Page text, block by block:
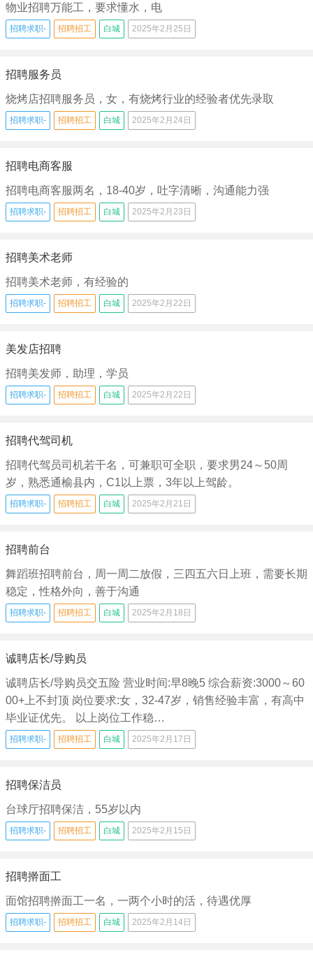
物业招聘万能工，要求懂水，电
招聘求职- 招聘招工 白城 2025年2月25日
招聘服务员
烧烤店招聘服务员，女，有烧烤行业的经验者优先录取
招聘求职- 招聘招工 白城 2025年2月24日
招聘电商客服
招聘电商客服两名，18-40岁，吐字清晰，沟通能力强
招聘求职- 招聘招工 白城 2025年2月23日
招聘美术老师
招聘美术老师，有经验的
招聘求职- 招聘招工 白城 2025年2月22日
美发店招聘
招聘美发师，助理，学员
招聘求职- 招聘招工 白城 2025年2月22日
招聘代驾司机
招聘代驾员司机若干名，可兼职可全职，要求男24～50周
岁，熟悉通榆县内，C1以上票，3年以上驾龄。
招聘求职- 招聘招工 白城 2025年2月21日
招聘前台
舞蹈班招聘前台，周一周二放假，三四五六日上班，需要长期
稳定，性格外向，善于沟通
招聘求职- 招聘招工 白城 2025年2月18日
诚聘店长/导购员
诚聘店长/导购员交五险 营业时间:早8晚5 综合薪资:3000～60
00+上不封顶 岗位要求:女，32-47岁，销售经验丰富，有高中
毕业证优先。 以上岗位工作稳…
招聘求职- 招聘招工 白城 2025年2月17日
招聘保洁员
台球厅招聘保洁，55岁以内
招聘求职- 招聘招工 白城 2025年2月15日
招聘擀面工
面馆招聘擀面工一名，一两个小时的活，待遇优厚
招聘求职- 招聘招工 白城 2025年2月14日